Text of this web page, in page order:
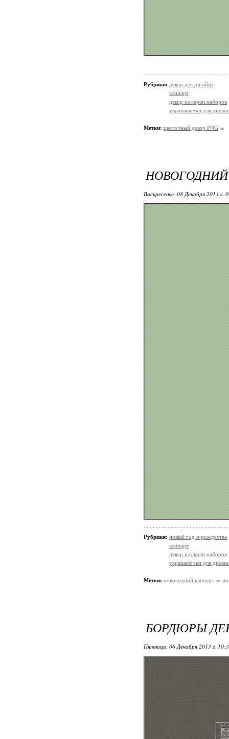
Рубрики: декор для дизайна
клипарт
декор из скрап.наборов
украшалочки для
Метки: цветочный декор PNG
НОВОГОДНИЙ
Воскресенье, 08 Декабря 2013 г.
Рубрики: новый год и рождество
клипарт
декор из скрап.наборов
украшалочки для
Метки: новогодний клипарт
БОРДЮРЫ
Пятница, 06 Декабря 2013 г.